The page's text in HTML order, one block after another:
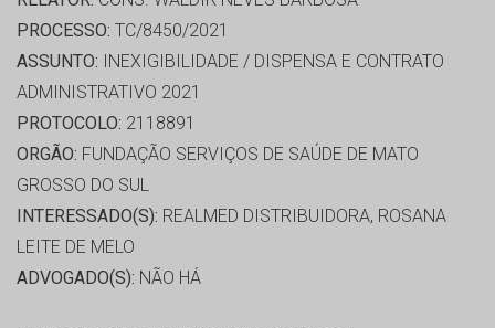
PROCESSO: TC/8450/2021
ASSUNTO: INEXIGIBILIDADE / DISPENSA E CONTRATO
ADMINISTRATIVO 2021
PROTOCOLO: 2118891
ORGÃO: FUNDAÇÃO SERVIÇOS DE SAÚDE DE MATO
GROSSO DO SUL
INTERESSADO(S): REALMED DISTRIBUIDORA, ROSANA
LEITE DE MELO
ADVOGADO(S): NÃO HÁ